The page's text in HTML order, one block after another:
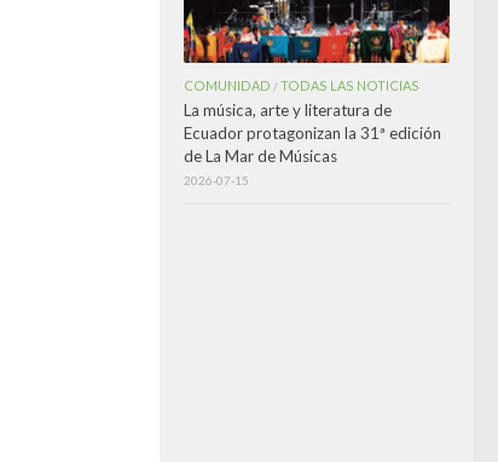
COMUNIDAD /TODAS LAS NOTICIAS
La música, arte y literatura de
Ecuador protagonizan la 31ª edición
de La Mar de Músicas
2026-07-15